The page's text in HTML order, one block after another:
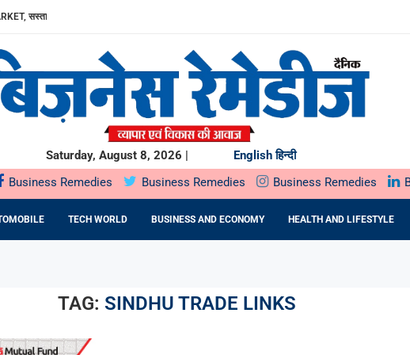
सस्ता...
AAVIN...
में उत्पादन...
BNP...
16TH BRICS TRADE MINISTERS’...
PRATIBHA AGARWAL ON...
के...
Saturday, August 8, 2026 | English हिन्दी
Business Remedies Business Remedies Business Remedies
TECH WORLD BUSINESS AND ECONOMY HEALTH AND LIFESTYLE
TAG:SINDHU TRADE LINKS